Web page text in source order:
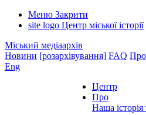
Меню Закрити
site logo Центр міської історії
Міський медіаархів
Новини [розархівування] FAQ Про
Eng
Центр
Про
Наша історія